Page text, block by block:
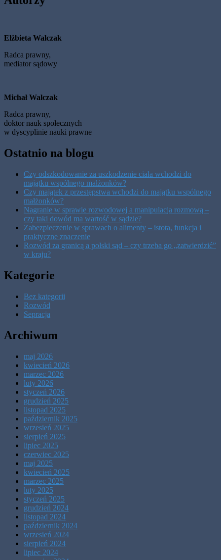
Elżbieta Walczak
Radca prawny,
mediator sądowy
Michał Walczak
Radca prawny,
doktor nauk społecznych
w dyscyplinie nauki prawne
Ostatnio na blogu
Czy odszkodowanie za uszkodzenie ciała wchodzi do
majątku wspólnego małżonków?
Czy majątek z przestępstwa wchodzi do majątku wspólnego
małżonków?
Nagranie w sprawie rozwodowej a manipulacja rozmową –
czy taki dowód ma wartość w sądzie?
Zabezpieczenie w sprawach o alimenty – istota, funkcja i
praktyczne znaczenie
Rozwód za granicą a polski sąd – czy trzeba go „zatwierdzić”
w kraju?
Kategorie
Bez kategorii
Rozwód
Sepracja
Archiwum
maj 2026
kwiecień 2026
marzec 2026
luty 2026
styczeń 2026
grudzień 2025
listopad 2025
październik 2025
wrzesień 2025
sierpień 2025
lipiec 2025
czerwiec 2025
maj 2025
kwiecień 2025
marzec 2025
luty 2025
styczeń 2025
grudzień 2024
listopad 2024
październik 2024
wrzesień 2024
sierpień 2024
lipiec 2024